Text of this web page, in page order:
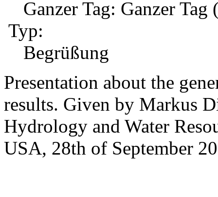
Ganzer Tag: Ganzer Tag
Typ:
Begrüßung
Presentation about the
results. Given by Markus
Hydrology and Water
USA, 28th of September